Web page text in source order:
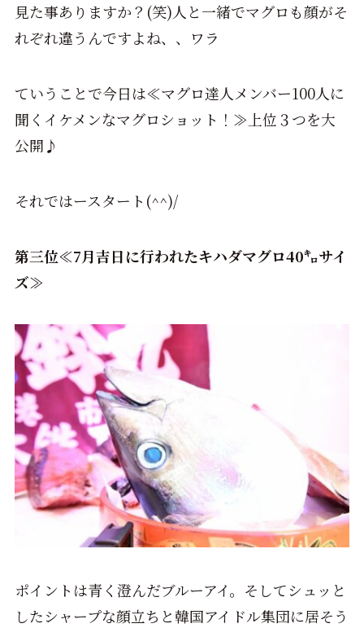
見た事ありますか？(笑)人と一緒でマグロも顔がそ
れぞれ違うんですよね、、ワラ
ていうことで今日は≪マグロ達人メンバー100人に
聞くイケメンなマグロショット！≫上位３つを大
公開♪
それではースタート(^^)/
第三位≪7月吉日に行われたキハダマグロ40㌔サイ
ズ≫
ポイントは青く澄んだブルーアイ。そしてシュッと
したシャープな顔立ちと韓国アイドル集団に居そう